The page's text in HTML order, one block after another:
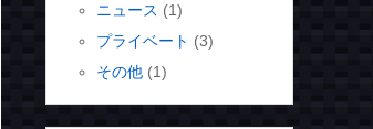
ニュース (1)
プライベート (3)
その他 (1)